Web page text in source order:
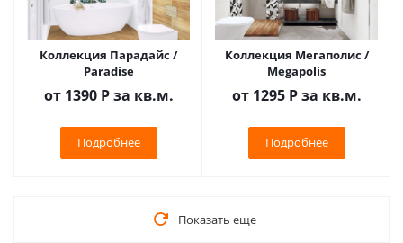
Коллекция Парадайс /
Paradise
от 1390 Р за кв.м.
Подробнее
Коллекция Мегаполис /
Megapolis
от 1295 Р за кв.м.
Подробнее
Показать еще